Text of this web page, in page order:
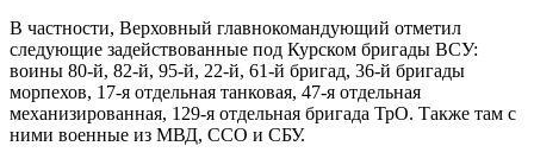
В частности, Верховный главнокомандующий отметил
следующие задействованные под Курском бригады ВСУ:
воины 80-й, 82-й, 95-й, 22-й, 61-й бригад, 36-й бригады
морпехов, 17-я отдельная танковая, 47-я отдельная
механизированная, 129-я отдельная бригада ТрО. Также там с
ними военные из МВД, ССО и СБУ.